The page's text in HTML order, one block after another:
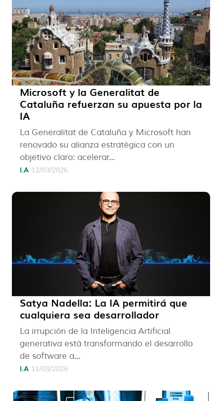
Microsoft y la Generalitat de
Cataluña refuerzan su apuesta por la
IA
La Generalitat de Cataluña y Microsoft han
renovado su alianza estratégica con un
objetivo claro: acelerar...
I.A 12/03/2026
Satya Nadella: La IA permitirá que
cualquiera sea desarrollador
La irrupción de la Inteligencia Artificial
generativa está transformando el desarrollo
de software a...
I.A 11/03/2026